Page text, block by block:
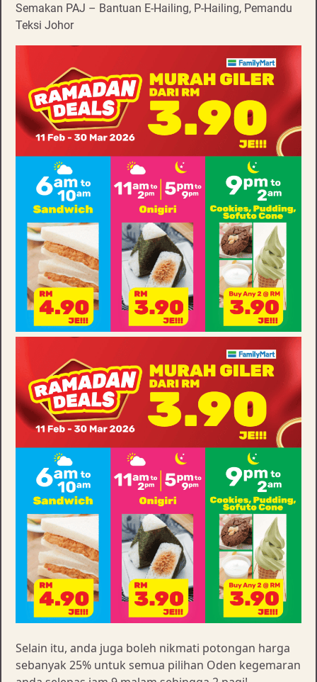
Semakan PAJ – Bantuan E-Hailing, P-Hailing, Pemandu
Teksi Johor
Selain itu, anda juga boleh nikmati potongan harga
sebanyak 25% untuk semua pilihan Oden kegemaran